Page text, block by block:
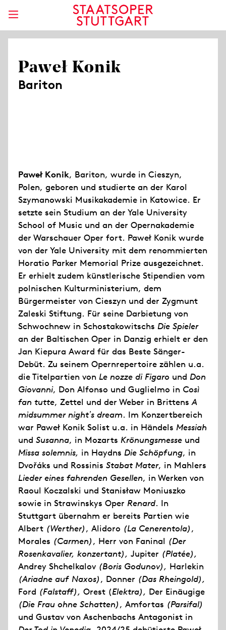
Paweł Konik
Bariton
Paweł Konik, Bariton, wurde in Cieszyn,
Polen, geboren und studierte an der Karol
Szymanowski Musikakademie in Katowice. Er
setzte sein Studium an der Yale University
School of Music und an der Opernakademie
der Warschauer Oper fort. Paweł Konik wurde
von der Yale University mit dem renommierten
Horatio Parker Memorial Prize ausgezeichnet.
Er erhielt zudem künstlerische Stipendien vom
polnischen Kulturministerium, dem
Bürgermeister von Cieszyn und der Zygmunt
Zaleski Stiftung. Für seine Darbietung von
Schwochnew in Schostakowitschs Die Spieler
an der Baltischen Oper in Danzig erhielt er den
Jan Kiepura Award für das Beste Sänger-
Debüt. Zu seinem Opernrepertoire zählen u.a.
die Titelpartien von Le nozze di Figaro und Don
Giovanni, Don Alfonso und Guglielmo in Così
fan tutte, Zettel und der Weber in BrittensA
midsummer nightʼs dream. Im Konzertbereich
war Paweł Konik Solist u.a. in Händels Messiah
und Susanna, in Mozarts Krönungsmesse und
Missa solemnis, in Haydns Die Schöpfung, in
Dvořáks und Rossinis Stabat Mater, in Mahlers
Lieder eines fahrenden Gesellen, in Werken von
Raoul Koczalski und Stanisław Moniuszko
sowie in Strawinskys Oper Renard. In
Stuttgart übernahm er bereits Partien wie
Albert (Werther), Alidoro (La Cenerentola),
Morales (Carmen), Herr von Faninal (Der
Rosenkavalier, konzertant), Jupiter (Platée),
Andrey Shchelkalov (Boris Godunov), Harlekin
(Ariadne auf Naxos), Donner (Das Rheingold),
Ford (Falstaff), Orest (Elektra), Der Einäugige
(Die Frau ohne Schatten), Amfortas (Parsifal)
und Gustav von Aschenbachs Antagonist in